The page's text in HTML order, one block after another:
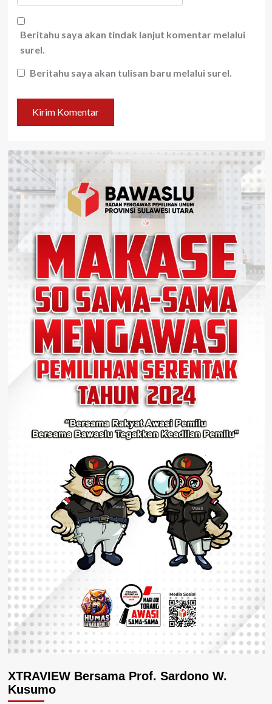
Beritahu saya akan tindak lanjut komentar melalui
surel.
Beritahu saya akan tulisan baru melalui surel.
XTRAVIEW Bersama Prof. Sardono W.
Kusumo